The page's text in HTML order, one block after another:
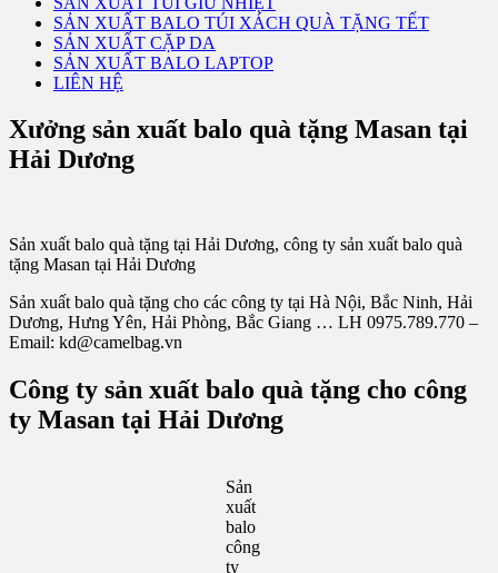
SẢN XUẤT BALO TÚI XÁCH QUÀ TẶNG TẾT
SẢN XUẤT CẶP DA
SẢN XUẤT BALO LAPTOP
LIÊN HỆ
Xưởng sản xuất balo quà tặng Masan tại
Hải Dương
Sản xuất balo quà tặng tại Hải Dương, công ty sản xuất balo quà
tặng Masan tại Hải Dương
Sản xuất balo quà tặng cho các công ty tại Hà Nội, Bắc Ninh, Hải
Dương, Hưng Yên, Hải Phòng, Bắc Giang … LH 0975.789.770 –
Email: kd@camelbag.vn
Công ty sản xuất balo quà tặng cho công
ty Masan tại Hải Dương
Sản
xuất
balo
công
ty